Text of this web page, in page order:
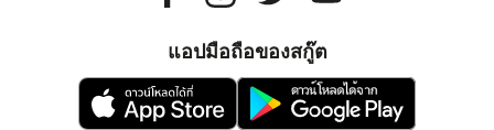
แอปมือถือของสกู๊ต